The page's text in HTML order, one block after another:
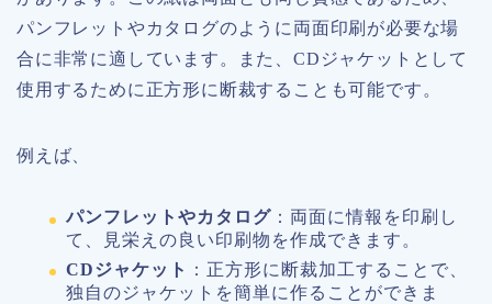
パンフレットやカタログのように両面印刷が必要な場
合に非常に適しています。また、CDジャケットとして
使用するために正方形に断裁することも可能です。
例えば、
パンフレットやカタログ ：両面に情報を印刷し
て、見栄えの良い印刷物を作成できます。
CDジャケット
：正方形に断裁加工することで、
独自のジャケットを簡単に作ることができま